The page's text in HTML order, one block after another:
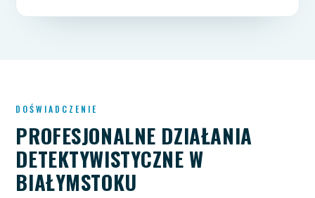
DOŚWIADCZENIE
PROFESJONALNE DZIAŁANIA
DETEKTYWISTYCZNE W
BIAŁYMSTOKU